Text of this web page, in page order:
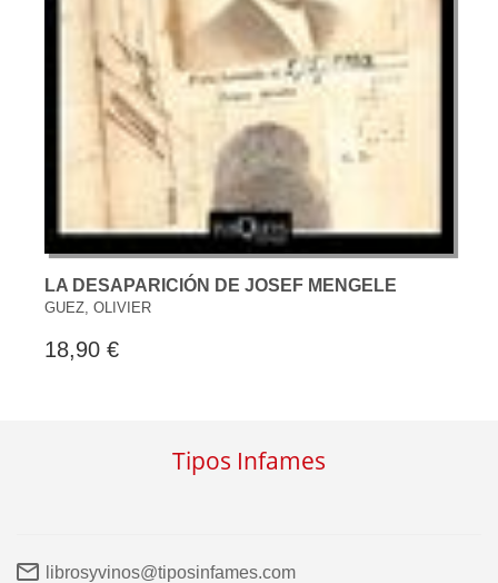
LA DESAPARICIÓN DE JOSEF MENGELE
GUEZ, OLIVIER
18,90 €
Tipos Infames
librosyvinos@tiposinfames.com